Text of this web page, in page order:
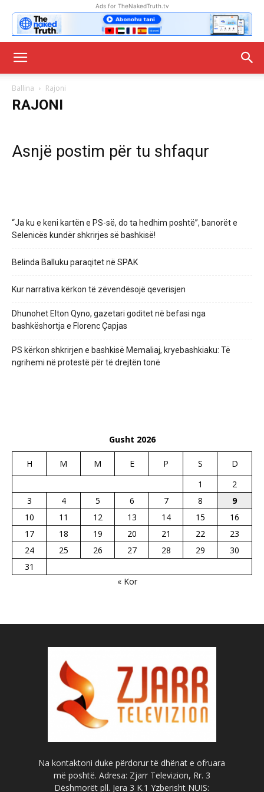
Ads for TheNakedTruth.tv
Ballina Rajoni
RAJONI
Asnjë postim për tu shfaqur
“Ja ku e keni kartën e PS-së, do ta hedhim poshtë”, banorët e
Selenicës kundër shkrirjes së bashkisë!
Belinda Balluku paraqitet në SPAK
Kur narrativa kërkon të zëvendësojë qeverisjen
Dhunohet Elton Qyno, gazetari goditet në befasi nga
bashkëshortja e Florenc Çapjas
PS kërkon shkrirjen e bashkisë Memaliaj, kryebashkiaku: Të
ngrihemi në protestë për të drejtën tonë
Gusht 2026
H M M E P S
D
1
2
3
4 5 6 7 8
9
10
11 12 13 14 15
16
17
18 19 20 21 22
23
24
25 26 27 28 29
30
31
« Kor
Na kontaktoni duke përdorur të dhënat e ofruara
më poshtë. Adresa: Zjarr Televizion, Rr. 3
Dëshmorët pll. Jera 3 K.1 Yzberisht NUIS: